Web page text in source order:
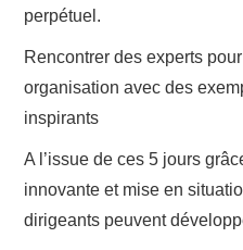
perpétuel.
Rencontrer des experts
organisation avec des
inspirants
A l’issue de ces 5 jours
innovante et mise en
dirigeants peuvent